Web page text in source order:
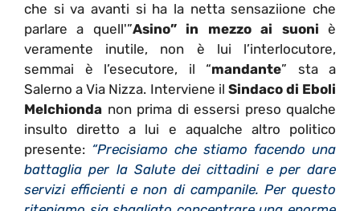
che si va avanti si ha la netta sensaziione che
parlare a quell'”Asino” in mezzo ai suoni è
veramente inutile, non è lui l’interlocutore,
semmai è l’esecutore, il “mandante” sta a
Salerno a Via Nizza. Interviene il Sindaco di Eboli
Melchionda non prima di essersi preso qualche
insulto diretto a lui e aqualche altro politico
presente: “Precisiamo che stiamo facendo una
battaglia per la Salute dei cittadini e per dare
servizi efficienti e non di campanile. Per questo